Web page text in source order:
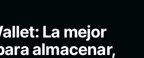
La mejor
almacenar,